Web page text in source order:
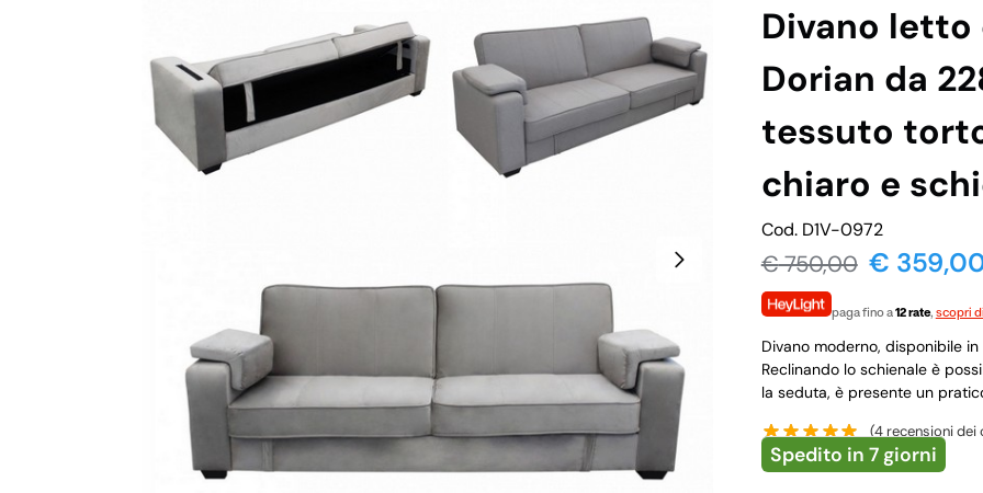
Divano
Dorian da
tessuto
chiaro e
Cod. D1V-0972
€750,00 €
paga fino a12 rate, scopri
Divano moderno, disponibile
Reclinando lo schienale è
la seduta, è presente un
(4 recensioni dei
Spedito in 7 giorni